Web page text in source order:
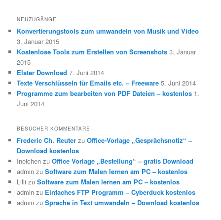
NEUZUGÄNGE
Konvertierungstools zum umwandeln von Musik und Video
3. Januar 2015
Kostenlose Tools zum Erstellen von Screenshots 3. Januar
2015
Elster Download 7. Juni 2014
Texte Verschlüsseln für Emails etc. – Freeware 5. Juni 2014
Programme zum bearbeiten von PDF Dateien – kostenlos 1.
Juni 2014
BESUCHER KOMMENTARE
Frederic Ch. Reuter zuOffice-Vorlage „Gesprächsnotiz“ –
Download kostenlos
Ineichen zuOffice Vorlage „Bestellung“ – gratis Download
admin zuSoftware zum Malen lernen am PC – kostenlos
Lilli zuSoftware zum Malen lernen am PC – kostenlos
admin zu Einfaches FTP Programm – Cyberduck kostenlos
admin zuSprache in Text umwandeln – Download kostenlos